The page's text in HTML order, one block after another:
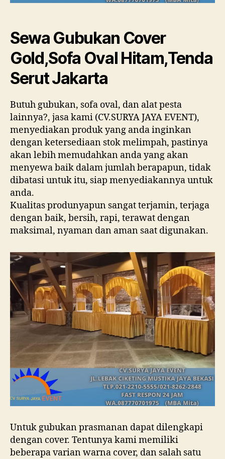
Sewa Gubukan Cover
Gold,Sofa Oval Hitam,Tenda
Serut Jakarta
Butuh gubukan, sofa oval, dan alat pesta
lainnya?, jasa kami (CV.SURYA JAYA EVENT),
menyediakan produk yang anda inginkan
dengan ketersediaan stok melimpah, pastinya
akan lebih memudahkan anda yang akan
menyewa baik dalam jumlah berapapun, tidak
dibatasi untuk itu, siap menyediakannya untuk
anda.
Kualitas produnyapun sangat terjamin, terjaga
dengan baik, bersih, rapi, terawat dengan
maksimal, nyaman dan aman saat digunakan.
Untuk gubukan prasmanan dapat dilengkapi
dengan cover. Tentunya kami memiliki
beberapa varian warna cover, dan salah satu